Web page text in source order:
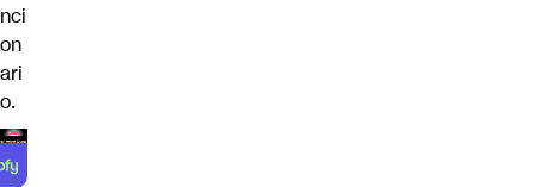
nci
on
ari
o.